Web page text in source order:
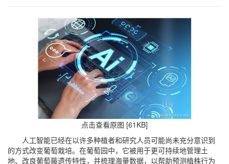
点击查看原图 [61KB]
人工智能已经在以许多种植者和研究人员可能尚未充分意识到
的方式改变葡萄栽培。在葡萄园中，它被用于更可持续地管理土
地、改良葡萄藤遗传特性，并梳理海量数据，以帮助预测植株行为